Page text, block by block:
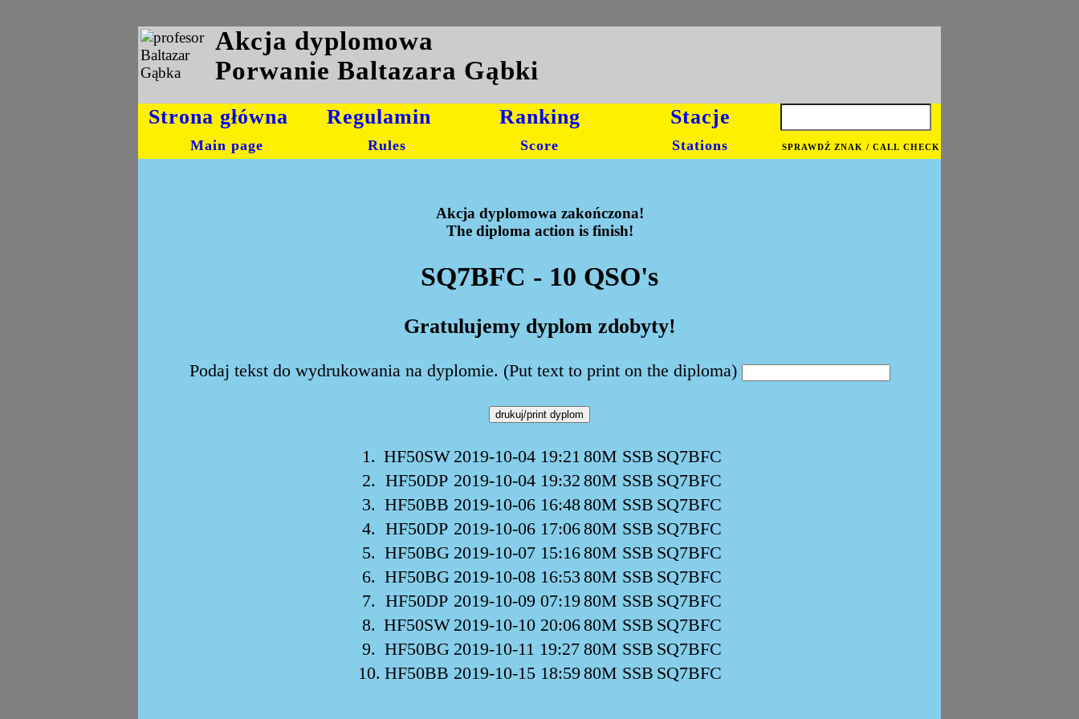
Akcja dyplomowa
Porwanie Baltazara Gąbki
Strona główna
Main page
Regulamin
Rules
Ranking
Score
Stacje
Stations SPRAWDŹ ZNAK / CALL CHECK
Akcja dyplomowa zakończona!
The diploma action is finish!
SQ7BFC - 10 QSO's
Gratulujemy dyplom zdobyty!
Podaj tekst do wydrukowania na dyplomie. (Put text to print on the diploma)
1. HF50SW 2019-10-04 19:21 80M SSB SQ7BFC
2. HF50DP 2019-10-04 19:32 80M SSB SQ7BFC
3. HF50BB 2019-10-06 16:4880M SSB SQ7BFC
4. HF50DP 2019-10-06 17:0680M SSB SQ7BFC
5. HF50BG 2019-10-07 15:1680M SSB SQ7BFC
6. HF50BG 2019-10-08 16:53 80M SSB SQ7BFC
7. HF50DP 2019-10-09 07:19 80M SSB SQ7BFC
8. HF50SW 2019-10-10 20:0680M SSB SQ7BFC
9. HF50BG 2019-10-11 19:27 80M SSB SQ7BFC
10. HF50BB 2019-10-15 18:59 80M SSB SQ7BFC